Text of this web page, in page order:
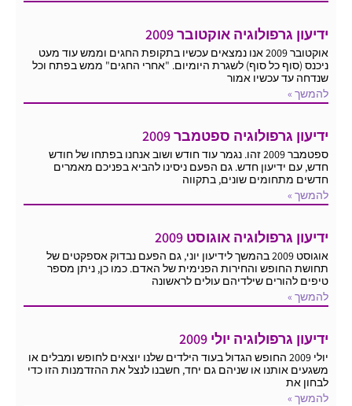
ידיעון גרפולוגיה אוקטובר 2009
אוקטובר 2009 אנו נמצאים עכשיו בתקופת החגים וממש עוד מעט
ניכנס (סוף כל סוף) לשגרת היומיום. "אחרי החגים" ממש בפתח וכל
שנדחה עד עכשיו אמור
להמשך »
ידיעון גרפולוגיה ספטמבר 2009
ספטמבר 2009 זהו. נגמר עוד חודש ושוב אנחנו בפתחו של חודש
חדש, עם ידיעון חדש. גם הפעם ניסינו להביא בפניכם מאמרים
חדשים מתחומים שונים, בתקווה
להמשך »
ידיעון גרפולוגיה אוגוסט 2009
אוגוסט 2009 בהמשך לידיעון יוני, גם הפעם נבדוק אספקטים של
תחושת החופש והחירות הפנימית של האדם. כמו כן, ניתן מספר
טיפים להורים שילדיהם עולים לראשונה
להמשך »
ידיעון גרפולוגיה יולי 2009
יולי 2009 החופש הגדול בעוד הילדים שלנו יוצאים לחופש ומבלים או
משגעים אותנו או שניהם גם יחד, חשבנו לנצל את ההזדמנות הזו כדי
לבחון את
להמשך »